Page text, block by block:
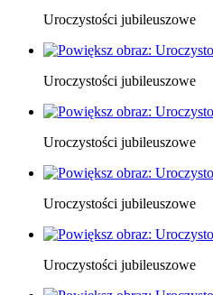
Uroczystości jubileuszowe
Uroczystości jubileuszowe
Uroczystości jubileuszowe
Uroczystości jubileuszowe
Uroczystości jubileuszowe